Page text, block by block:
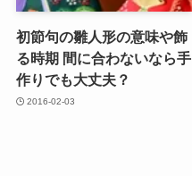
初節句の雛人形の意味や飾
る時期 間に合わないなら手
作りでも大丈夫？
2016-02-03